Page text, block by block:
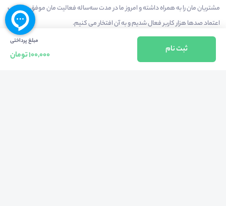
مبلغ پرداختی
100,000 تومان
ثبت نام
مشتریان مان را به همراه داشته و امروز ما در مدت سه‌ساله فعالیت مان موفق به کسب
اعتماد صدها هزار کاربر فعال شدیم و به آن افتخار می‌ کنیم.